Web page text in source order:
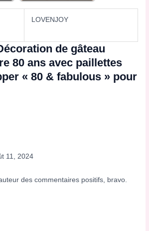
LOVENJOY
de gâteau
80 ans avec paillettes
« 80 & fabulous » pour
11, 2024
des commentaires positifs, bravo.